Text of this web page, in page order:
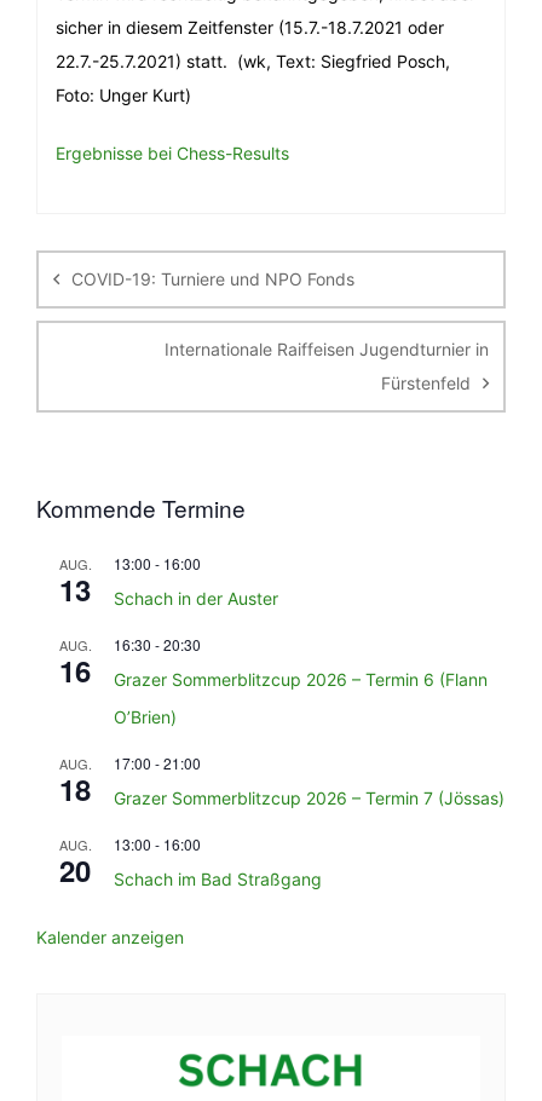
sicher in diesem Zeitfenster (15.7.-18.7.2021 oder
22.7.-25.7.2021) statt. (wk, Text: Siegfried Posch,
Foto: Unger Kurt)
Ergebnisse bei Chess-Results
COVID-19: Turniere und NPO Fonds
Internationale Raiffeisen Jugendturnier in
Fürstenfeld
Kommende Termine
AUG.
13
13:00 - 16:00
Schach in der Auster
AUG.
16
16:30 -20:30
Grazer Sommerblitzcup 2026 – Termin 6 (Flann
O’Brien)
AUG.
18
17:00 -21:00
Grazer Sommerblitzcup 2026 – Termin 7 (Jössas)
AUG.
20
13:00 - 16:00
Schach im Bad Straßgang
Kalender anzeigen